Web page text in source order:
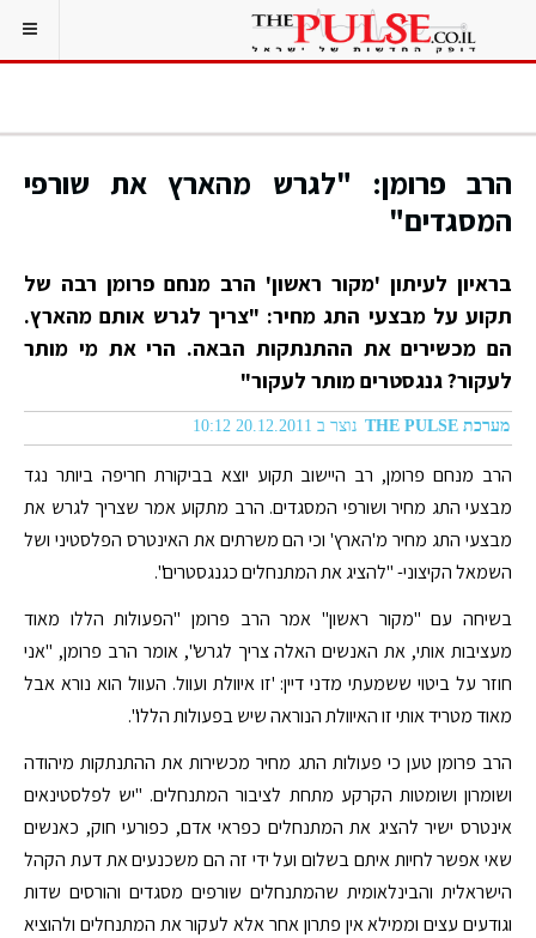
הרב פרומן: "לגרש מהארץ את שורפי
המסגדים"
בראיון לעיתון 'מקור ראשון' הרב מנחם פרומן רבה של
תקוע על מבצעי התג מחיר: "צריך לגרש אותם מהארץ.
הם מכשירים את ההתנתקות הבאה. הרי את מי מותר
לעקור? גנגסטרים מותר לעקור"
מערכת THE PULSE נוצר ב 20.12.2011 10:12
הרב מנחם פרומן, רב היישוב תקוע יוצא בביקורת חריפה ביותר נגד
מבצעי התג מחיר ושורפי המסגדים. הרב מתקוע אמר שצריך לגרש את
מבצעי התג מחיר מ'הארץ' וכי הם משרתים את האינטרס הפלסטיני ושל
השמאל הקיצוני- "להציג את המתנחלים כגנגסטרים".
בשיחה עם "מקור ראשון" אמר הרב פרומן "הפעולות הללו מאוד
מעציבות אותי, את האנשים האלה צריך לגרש", אומר הרב פרומן, "אני
חוזר על ביטוי ששמעתי מדני דיין: 'זו איוולת ועוול. העוול הוא נורא אבל
מאוד מטריד אותי זו האיוולת הנוראה שיש בפעולות הללו".
הרב פרומן טען כי פעולות התג מחיר מכשירות את ההתנתקות מיהודה
ושומרון ושומטות הקרקע מתחת לציבור המתנחלים. "יש לפלסטינאים
אינטרס ישיר להציג את המתנחלים כפראי אדם, כפורעי חוק, כאנשים
שאי אפשר לחיות איתם בשלום ועל ידי זה הם משכנעים את דעת הקהל
הישראלית והבינלאומית שהמתנחלים שורפים מסגדים והורסים שדות
וגודעים עצים וממילא אין פתרון אחר אלא לעקור את המתנחלים ולהוציא